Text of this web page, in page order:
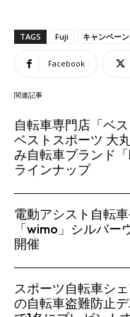
TAGS Fuji キャンペーン
Facebook
関連記事
自転車専門店「ベ
ベストスポーツ 大
み自転車ブランド
ラインナップ
電動アシスト自転
「wimo」シルバー
開催
スポーツ自転車シ
の自転車盗難防止